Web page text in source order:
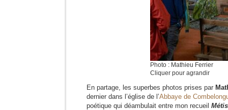
Photo : Mathieu Ferrier
Cliquer pour agrandir
En partage, les superbes photos prises par
dernier dans l’église de l’Abbaye de
poétique qui déambulait entre mon recueil